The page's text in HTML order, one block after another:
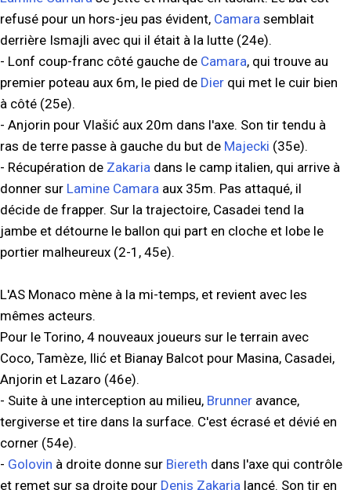
refusé pour un hors-jeu pas évident, Camara semblait
derrière Ismajli avec qui il était à la lutte (24e).
- Lonf coup-franc côté gauche de Camara, qui trouve au
premier poteau aux 6m, le pied de Dier qui met le cuir bien
à côté (25e).
- Anjorin pour Vlašić aux 20m dans l'axe. Son tir tendu à
ras de terre passe à gauche du but de Majecki (35e).
- Récupération de Zakaria dans le camp italien, qui arrive à
donner sur Lamine Camara aux 35m. Pas attaqué, il
décide de frapper. Sur la trajectoire, Casadei tend la
jambe et détourne le ballon qui part en cloche et lobe le
portier malheureux (2-1, 45e).
L'AS Monaco mène à la mi-temps, et revient avec les
mêmes acteurs.
Pour le Torino, 4 nouveaux joueurs sur le terrain avec
Coco, Tamèze, Ilić et Bianay Balcot pour Masina, Casadei,
Anjorin et Lazaro (46e).
- Suite à une interception au milieu, Brunner avance,
tergiverse et tire dans la surface. C'est écrasé et dévié en
corner (54e).
- Golovin à droite donne sur Biereth dans l'axe qui contrôle
et remet sur sa droite pour Denis Zakaria lancé. Son tir en